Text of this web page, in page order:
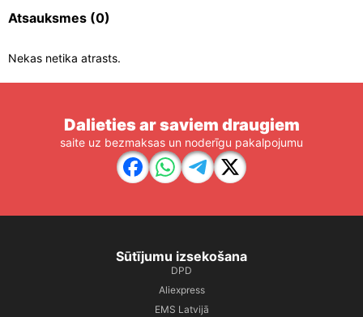
Atsauksmes (0)
Nekas netika atrasts.
Dalieties ar saviem draugiem
saite uz bezmaksas un noderīgu pakalpojumu
Sūtījumu izsekošana
DPD
Aliexpress
EMS Latvijā